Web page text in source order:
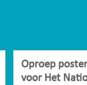
Oproep
voor Het